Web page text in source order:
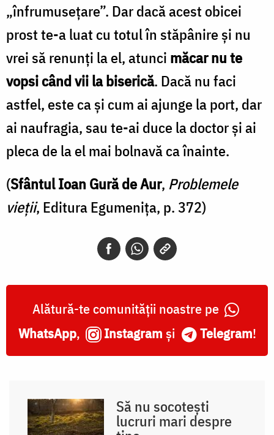
„înfrumuseţare”. Dar dacă acest obicei
prost te-a luat cu totul în stăpânire şi nu
vrei să renunţi la el, atunci măcar nu te
vopsi când vii la biserică. Dacă nu faci
astfel, este ca şi cum ai ajunge la port, dar
ai naufragia, sau te-ai duce la doctor şi ai
pleca de la el mai bolnavă ca înainte.
(Sfântul Ioan Gură de Aur, Problemele
vieții, Editura Egumenița, p. 372)
Alătură-te comunității noastre pe
WhatsApp, Instagram și Telegram!
Să nu socotești
lucruri mari despre